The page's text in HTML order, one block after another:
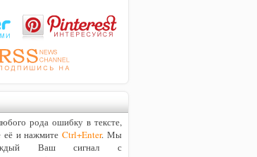
рода ошибку в тексте,
её и нажмитеCtrl+Enter. Мы
Ваш сигнал с